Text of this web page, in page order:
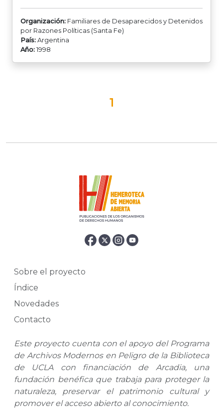
Organización: Familiares de Desaparecidos y Detenidos
por Razones Políticas (Santa Fe)
País: Argentina
Año: 1998
1
Sobre el proyecto
Índice
Novedades
Contacto
Este proyecto cuenta con el apoyo del Programa
de Archivos Modernos en Peligro de la Biblioteca
de UCLA con financiación de Arcadia, una
fundación benéfica que trabaja para proteger la
naturaleza, preservar el patrimonio cultural y
promover el acceso abierto al conocimiento.